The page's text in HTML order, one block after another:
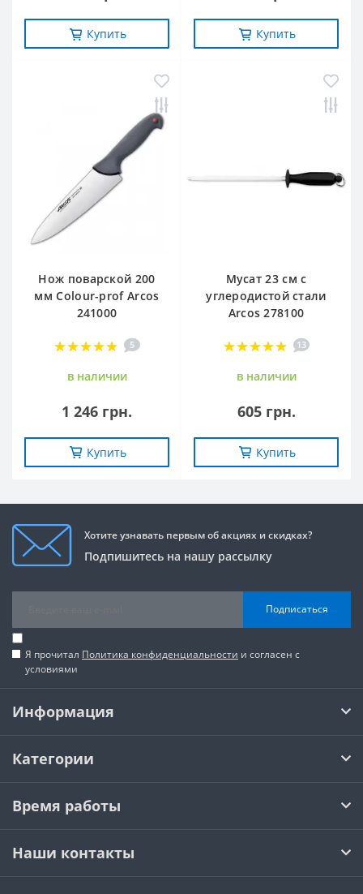
Купить Купить
Нож поварской 200
мм Сolour-prof Arcos
241000
5
в наличии
1 246 грн.
Купить
Мусат 23 см с
углеродистой стали
Arcos 278100
13
в наличии
605 грн.
Купить
Хотите узнавать первым об акциях и скидках?
Подпишитесь на нашу рассылку
Подписаться
Я прочитал Политика конфиденциальности и согласен с
условиями
Информация
Категории
Время работы
Наши контакты